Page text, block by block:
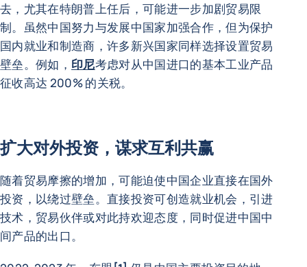
去，尤其在特朗普上任后，可能进一步加剧贸易限
制。虽然中国努力与发展中国家加强合作，但为保护
国内就业和制造商，许多新兴国家同样选择设置贸易
壁垒。例如， 印尼考虑对从中国进口的基本工业产品
征收高达 200% 的关税。
扩大对外投资，谋求互利共赢
随着贸易摩擦的增加，可能迫使中国企业直接在国外
投资，以绕过壁垒。直接投资可创造就业机会，引进
技术，贸易伙伴或对此持欢迎态度，同时促进中国中
间产品的出口。